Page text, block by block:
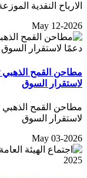
الارباح النقدية
May 12-2026
مطاحن القمح الذهبي
لاستقرار السوق
مطاحن القمح الذهبي
لاستقرار السوق
May 03-2026